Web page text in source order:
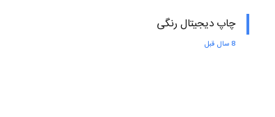
چاپ دیجیتال رنگی
8 سال قبل